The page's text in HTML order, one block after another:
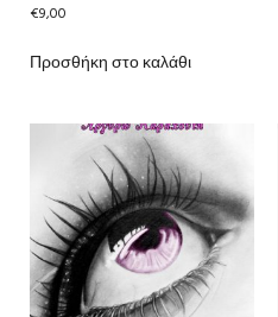
€9,00
Προσθήκη στο καλάθι